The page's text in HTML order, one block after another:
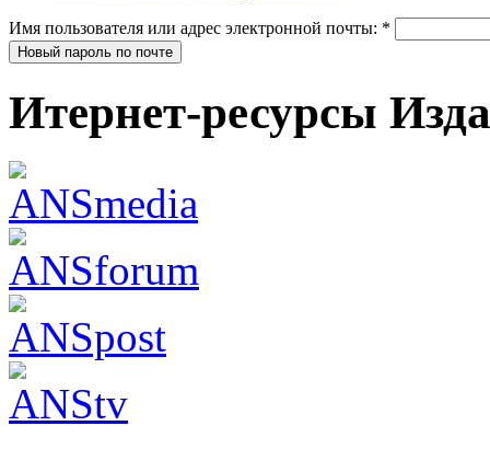
Имя пользователя или адрес электронной почты: *
Итернет-ресурсы